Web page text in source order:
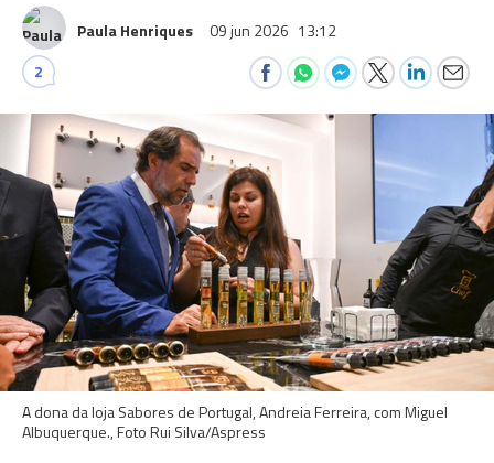
Paula Henriques 09 jun 2026 13:12
2
A dona da loja Sabores de Portugal, Andreia Ferreira, com Miguel
Albuquerque., Foto Rui Silva/Aspress